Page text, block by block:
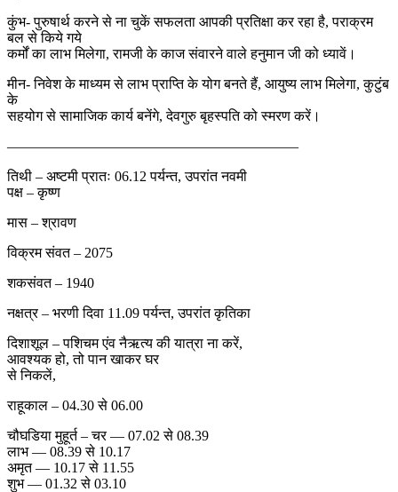
कुंभ- पुरुषार्थ करने से ना चुकें सफलता आपकी प्रतिक्षा कर रहा है, पराक्रम
बल से किये गये
कर्मों का लाभ मिलेगा, रामजी के काज संवारने वाले हनुमान जी को ध्यावें।
मीन- निवेश के माध्यम से लाभ प्राप्ति के योग बनते हैं, आयुष्य लाभ मिलेगा, कुटुंब
के
सहयोग से सामाजिक कार्य बनेंगे, देवगुरु बृहस्पति को स्मरण करें।
————————————————————–
तिथी – अष्टमी प्रातः 06.12 पर्यन्त, उपरांत नवमी
पक्ष – कृष्ण
मास – श्रावण
विक्रम संवत – 2075
शकसंवत – 1940
नक्षत्र – भरणी दिवा 11.09 पर्यन्त, उपरांत कृतिका
दिशाशूल – पशिचम एंव नैऋत्य की यात्रा ना करें,
आवश्यक हो, तो पान खाकर घर
से निकलें,
राहूकाल – 04.30 से 06.00
चौघडिया मुहूर्त – चर — 07.02 से 08.39
लाभ — 08.39 से 10.17
अमृत — 10.17 से 11.55
शुभ — 01.32 से 03.10